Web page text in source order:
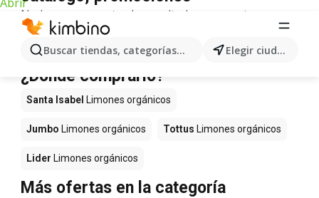
Buscar tiendas, categorías, productos... Elegir ciudad
No hemos encontrado resultados para este
término.
Limones orgánicos en oferta -
¿Dónde comprarlo?
Santa Isabel Limones orgánicos
Jumbo Limones orgánicos Tottus Limones orgánicos
Lider Limones orgánicos
Más ofertas en la categoría